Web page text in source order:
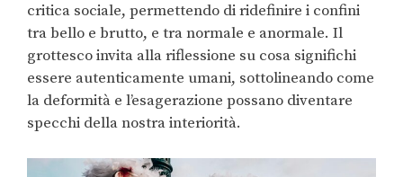
critica sociale, permettendo di ridefinire i confini
tra bello e brutto, e tra normale e anormale. Il
grottesco invita alla riflessione su cosa significhi
essere autenticamente umani, sottolineando come
la deformità e l’esagerazione possano diventare
specchi della nostra interiorità.